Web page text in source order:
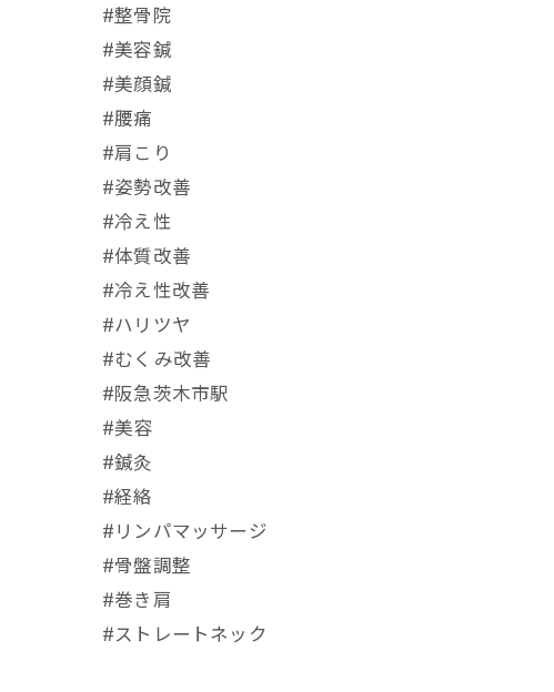
#整骨院
#美容鍼
#美顔鍼
#腰痛
#肩こり
#姿勢改善
#冷え性
#体質改善
#冷え性改善
#ハリツヤ
#むくみ改善
#阪急茨木市駅
⁡#美容
#鍼灸
#経絡
#リンパマッサージ
#骨盤調整
#巻き肩
#ストレートネック